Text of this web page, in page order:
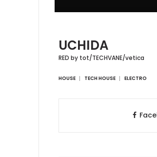
UCHIDA
RED by tot/TECHVANE/vetica
HOUSE TECH HOUSE ELECTRO